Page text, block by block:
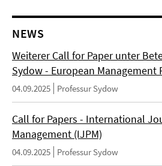
NEWS
Weiterer Call for Paper unter
Sydow - European Management
04.09.2025 Professur Sydow
Call for Papers - International
Management (IJPM)
04.09.2025 Professur Sydow